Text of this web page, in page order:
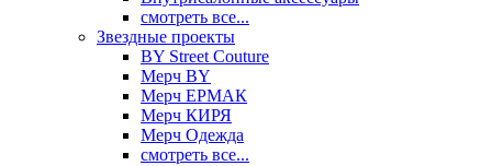
смотреть все...
Звездные проекты
BY Street Couture
Мерч BY
Мерч ЕРМАК
Мерч КИРЯ
Мерч Одежда
смотреть все...